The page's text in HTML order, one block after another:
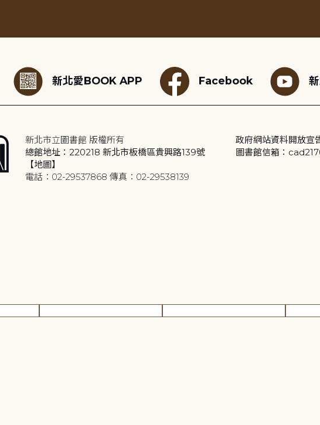
新北愛BOOK APP Facebook
新北市立圖書館 版權所有
總館地址：220218 新北市板橋區貴興路139號
【地圖】
電話：02-29537868 傳真：02-29538139
政府網站資料開放宣
圖書館信箱：